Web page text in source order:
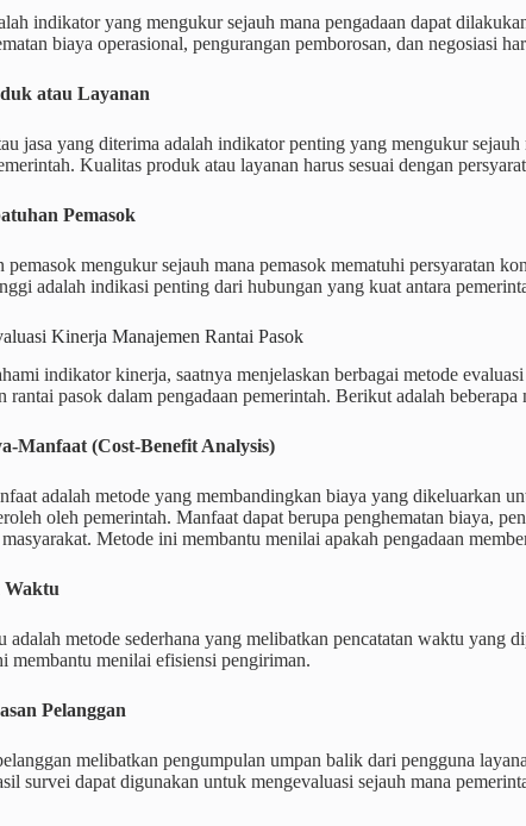
indikator yang mengukur sejauh mana pengadaan dapat
biaya operasional, pengurangan pemborosan, dan negosiasi
atau Layanan
jasa yang diterima adalah indikator penting yang mengukur
Kualitas produk atau layanan harus sesuai dengan
Pemasok
pemasok mengukur sejauh mana pemasok mematuhi persyaratan
adalah indikasi penting dari hubungan yang kuat antara
Kinerja Manajemen Rantai Pasok
indikator kinerja, saatnya menjelaskan berbagai metode
rantai pasok dalam pengadaan pemerintah. Berikut adalah
Manfaat (Cost-Benefit Analysis)
adalah metode yang membandingkan biaya yang dikeluarkan
oleh pemerintah. Manfaat dapat berupa penghematan biaya,
Metode ini membantu menilai apakah pengadaan
Waktu
adalah metode sederhana yang melibatkan pencatatan waktu yang
membantu menilai efisiensi pengiriman.
Pelanggan
melibatkan pengumpulan umpan balik dari pengguna
survei dapat digunakan untuk mengevaluasi sejauh mana